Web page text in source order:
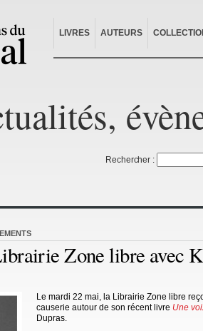
LIVRES AUTEURS
Rechercher :
Zone libre avec
Le mardi 22 mai, la Librairie Zone libre
causerie autour de son récent livre Une
Dupras.